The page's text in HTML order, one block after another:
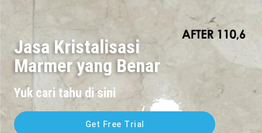
Jasa Kristalisasi
Marmer yang Benar
Yuk cari tahu di sini
Get Free Trial